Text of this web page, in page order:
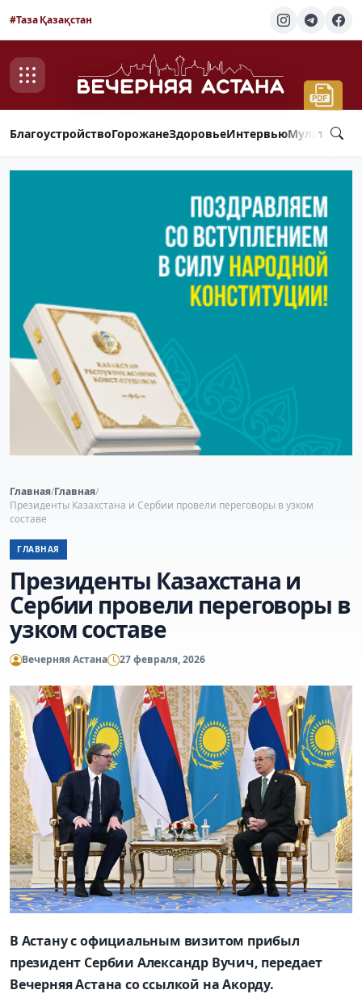
#Таза Қазақстан
БлагоустройствоГорожанеЗдоровьеИнтервью
Главная/Главная/
Президенты Казахстана и Сербии провели переговоры в узком
составе
ГЛАВНАЯ
Президенты Казахстана и
Сербии провели переговоры в
узком составе
Вечерняя Астана 27 февраля, 2026
В Астану с официальным визитом прибыл
президент Сербии Александр Вучич, передает
Вечерняя Астана со ссылкой на Акорду.